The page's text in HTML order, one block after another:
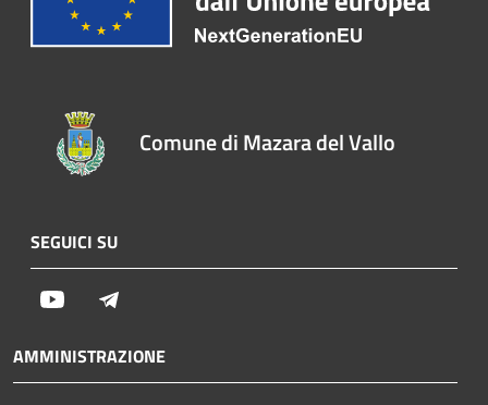
Comune di Mazara del Vallo
SEGUICI SU
Youtube
AMMINISTRAZIONE